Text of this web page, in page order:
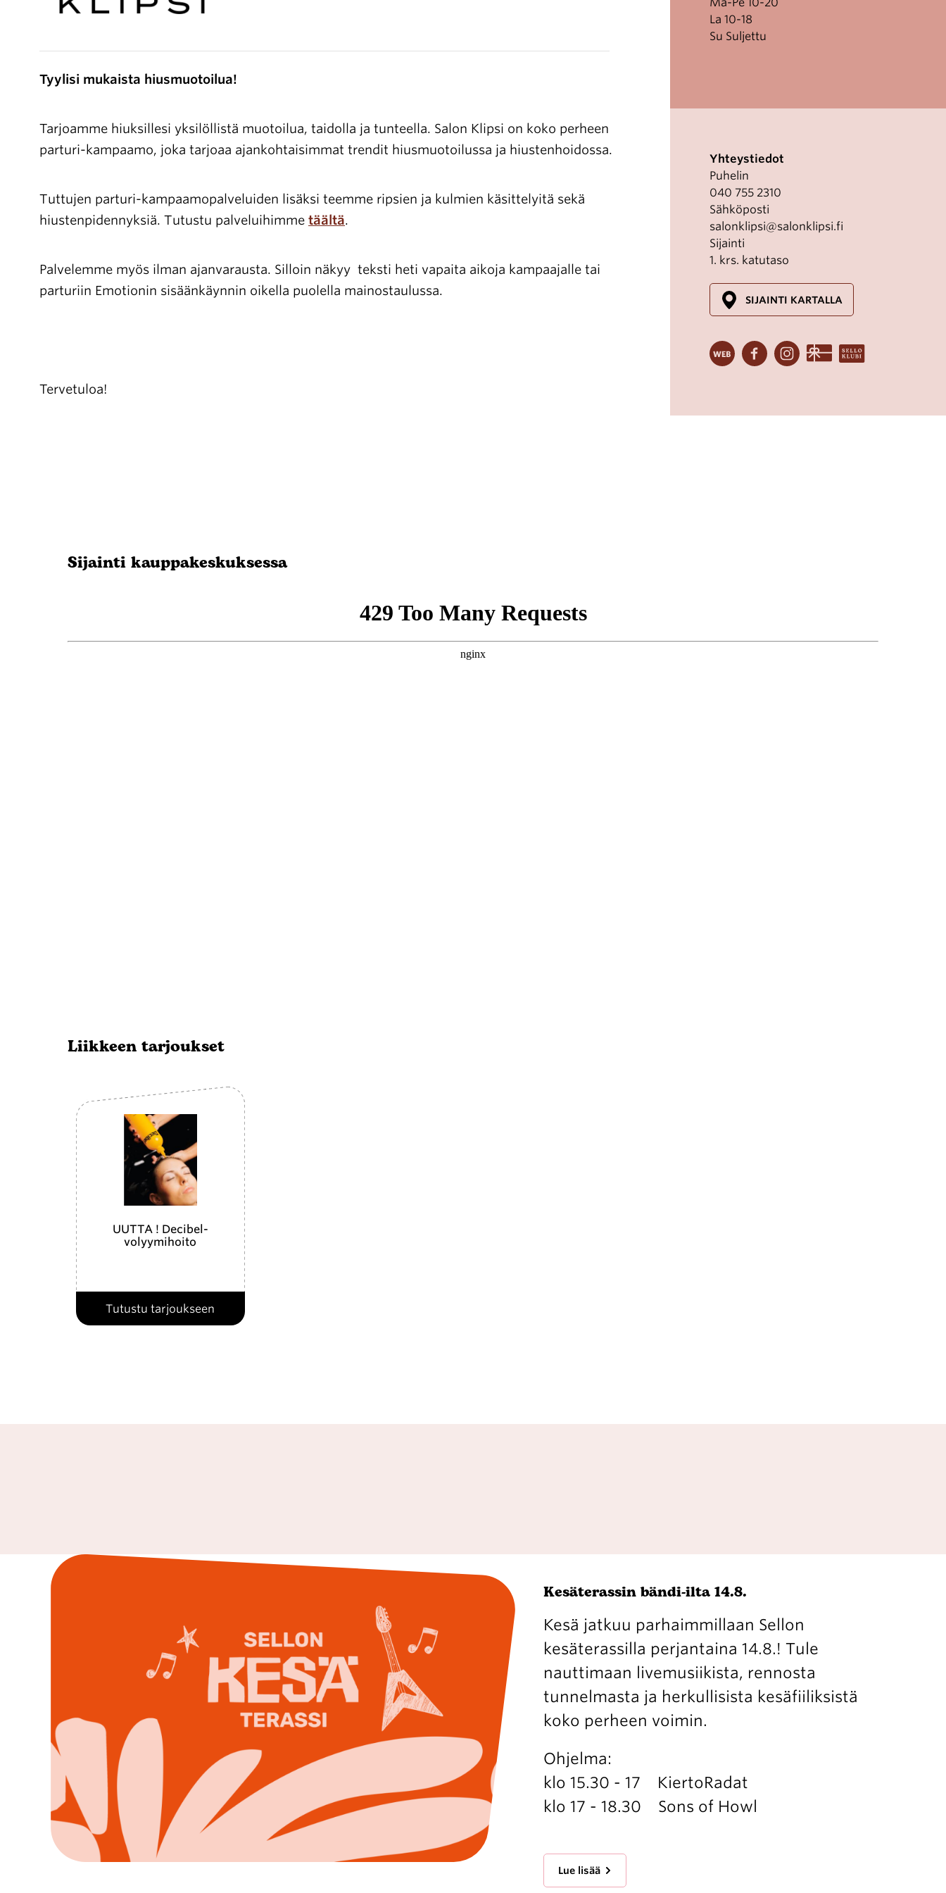
Tyylisi mukaista hiusmuotoilua!
Tarjoamme hiuksillesi yksilöllistä muotoilua, taidolla ja tunteella. Salon Klipsi on koko perheen
parturi-kampaamo, joka tarjoaa ajankohtaisimmat trendit hiusmuotoilussa ja hiustenhoidossa.
Tuttujen parturi-kampaamopalveluiden lisäksi teemme ripsien ja kulmien käsittelyitä sekä
hiustenpidennyksiä. Tutustu palveluihimme täältä.
Palvelemme myös ilman ajanvarausta. Silloin näkyy teksti heti vapaita aikoja kampaajalle tai
parturiin Emotionin sisäänkäynnin oikella puolella mainostaulussa.
Tervetuloa!
La 10-18
Su Suljettu
Yhteystiedot
Puhelin
040 755 2310
Sähköposti
salonklipsi@salonklipsi.fi
Sijainti
1. krs. katutaso
SIJAINTI KARTALLA
Sijainti kauppakeskuksessa
Liikkeen tarjoukset
UUTTA ! Decibel-
volyymihoito
Tutustu tarjoukseen
Kesäterassin bändi-ilta 14.8.
Kesä jatkuu parhaimmillaan Sellon
kesäterassilla perjantaina 14.8.! Tule
nauttimaan livemusiikista, rennosta
tunnelmasta ja herkullisista kesäfiiliksistä
koko perheen voimin.
Ohjelma:
klo 15.30 - 17 KiertoRadat
klo 17 - 18.30 Sons of Howl
Lue lisää